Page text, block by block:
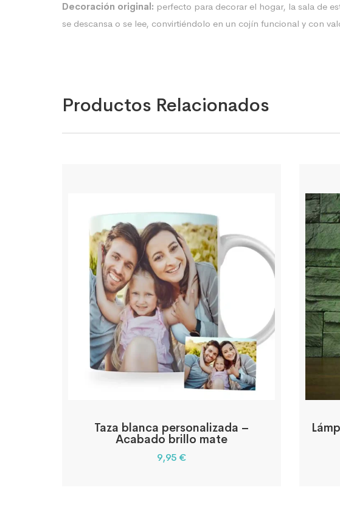
Decoración original: perfecto para decorar el hogar, la sala de
se descansa o se lee, convirtiéndolo en un cojín funcional y con
Productos Relacionados
Taza blanca personalizada –
Acabado brillo mate
9,95 €